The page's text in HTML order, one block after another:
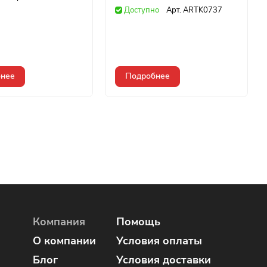
Доступно Арт.ARTK0737
Подробнее
Компания
О компании
Блог
Помощь
Условия оплаты
Условия доставки